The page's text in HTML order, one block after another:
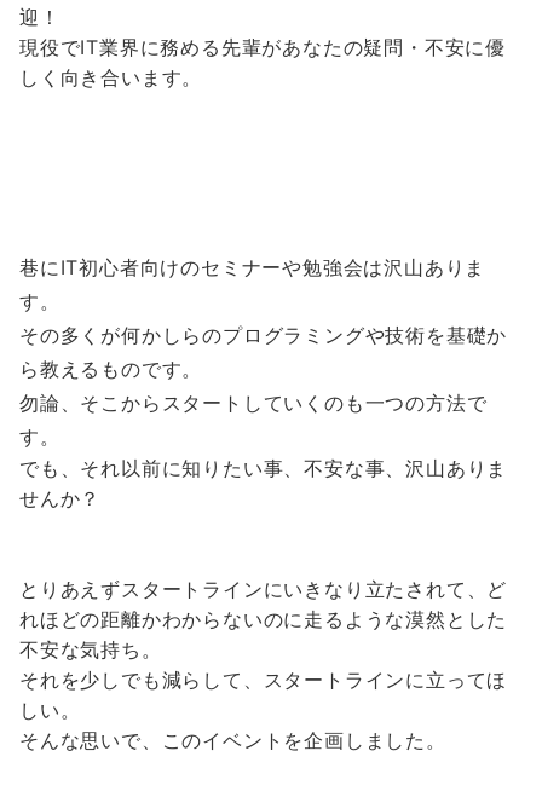
迎！
現役でIT業界に務める先輩があなたの疑問・不安に優
しく向き合います。
巷にIT初心者向けのセミナーや勉強会は沢山ありま
す。
その多くが何かしらのプログラミングや技術を基礎か
ら教えるものです。
勿論、そこからスタートしていくのも一つの方法で
す。
でも、それ以前に知りたい事、不安な事、沢山ありま
せんか？
とりあえずスタートラインにいきなり立たされて、ど
れほどの距離かわからないのに走るような漠然とした
不安な気持ち。
それを少しでも減らして、スタートラインに立ってほ
しい。
そんな思いで、このイベントを企画しました。